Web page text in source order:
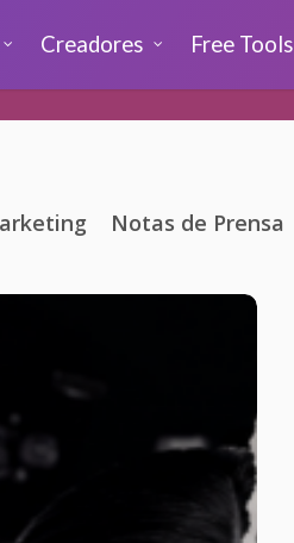
Creadores Free Tools
Notas de Prensa